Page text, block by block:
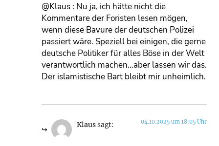
@Klaus : Nu ja, ich hätte nicht die
Kommentare der Foristen lesen mögen,
wenn diese Bavure der deutschen Polizei
passiert wäre. Speziell bei einigen, die gerne
deutsche Politiker für alles Böse in der Welt
verantwortlich machen…aber lassen wir das.
Der islamistische Bart bleibt mir unheimlich.
Klaussagt: 04.10.2025 um 18:05 Uhr